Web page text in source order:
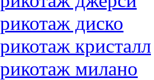
диско
кристалл
милано